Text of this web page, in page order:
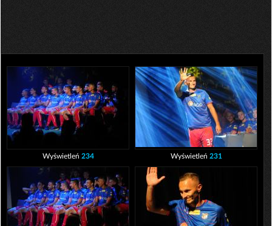
Wyświetleń 234 Wyświetleń 231